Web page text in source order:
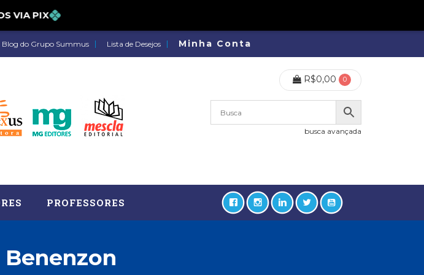
PIX
Blog do Grupo Summus Lista de Desejos Minha Conta
R$0,00 0
busca avançada
PROFESSORES